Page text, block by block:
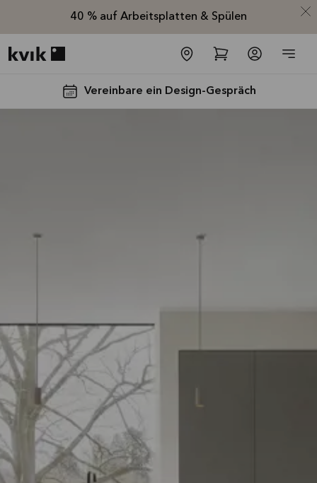
40 % auf Arbeitsplatten & Spülen
Vereinbare ein Design-Gespräch
Spare jetzt 40
Mehr